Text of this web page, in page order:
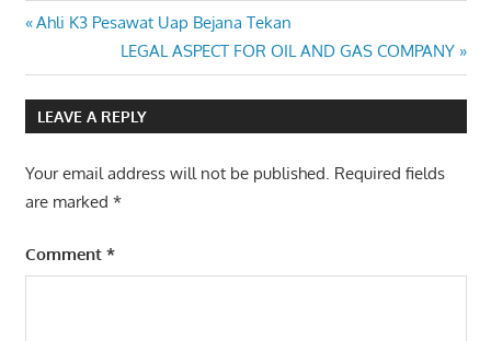
Post
navigation
Previous
Ahli K3 Pesawat Uap Bejana Tekan
Next
Post:
LEGAL ASPECT FOR OIL AND GAS COMPANY
LEAVE A REPLY
Your email address will not be published. Required fields
are marked *
Comment *